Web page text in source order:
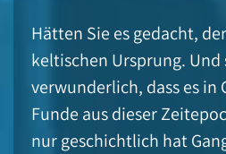
Hätten Sie es gedacht,
keltischen Ursprung.
verwunderlich, dass es in
Funde aus dieser
nur geschichtlich hat